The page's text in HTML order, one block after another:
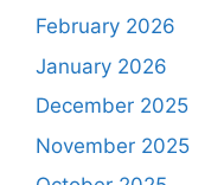
February 2026
January 2026
December 2025
November 2025